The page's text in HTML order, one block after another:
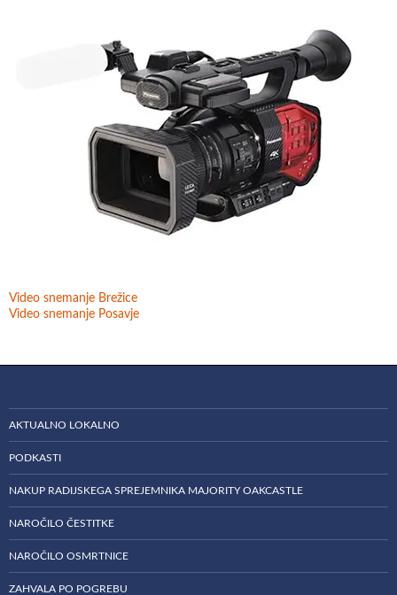
Video snemanje Brežice
Video snemanje Posavje
AKTUALNO LOKALNO
PODKASTI
NAKUP RADIJSKEGA SPREJEMNIKA MAJORITY OAKCASTLE
NAROČILO ČESTITKE
NAROČILO OSMRTNICE
ZAHVALA PO POGREBU